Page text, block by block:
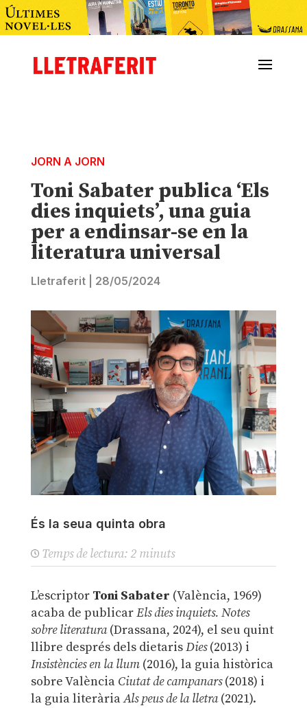
JORN A JORN
Toni Sabater publica ‘Els
dies inquiets’, una guia
per a endinsar-se en la
literatura universal
Lletraferit| 28/05/2024
És la seua quinta obra
Temps de lectura: 2 minuts
L’escriptor Toni Sabater (València, 1969)
acaba de publicarEls dies inquiets. Notes
sobre literatura(Drassana, 2024), el seu quint
llibre després dels dietarisDies(2013) i
Insistències en la llum(2016), la guia històrica
sobre València Ciutat de campanars(2018) i
la guia literàriaAls peus de la lletra(2021).